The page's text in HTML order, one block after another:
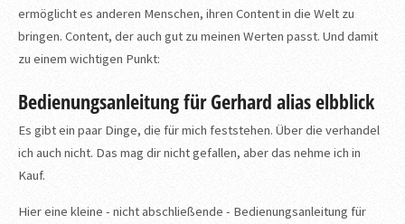
ermöglicht es anderen Menschen, ihren Content in die Welt zu
bringen. Content, der auch gut zu meinen Werten passt. Und damit
zu einem wichtigen Punkt:
Bedienungsanleitung für Gerhard alias elbblick
Es gibt ein paar Dinge, die für mich feststehen. Über die verhandel
ich auch nicht. Das mag dir nicht gefallen, aber das nehme ich in
Kauf.
Hier eine kleine - nicht abschließende - Bedienungsanleitung für